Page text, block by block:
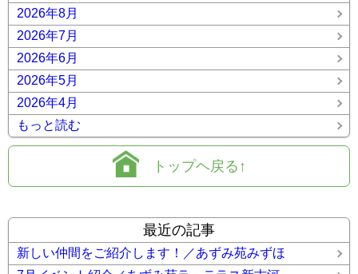
2026年8月
2026年7月
2026年6月
2026年5月
2026年4月
もっと読む
トップヘ戻る↑
最近の記事
新しい仲間をご紹介します！／あずみ苑みずほ